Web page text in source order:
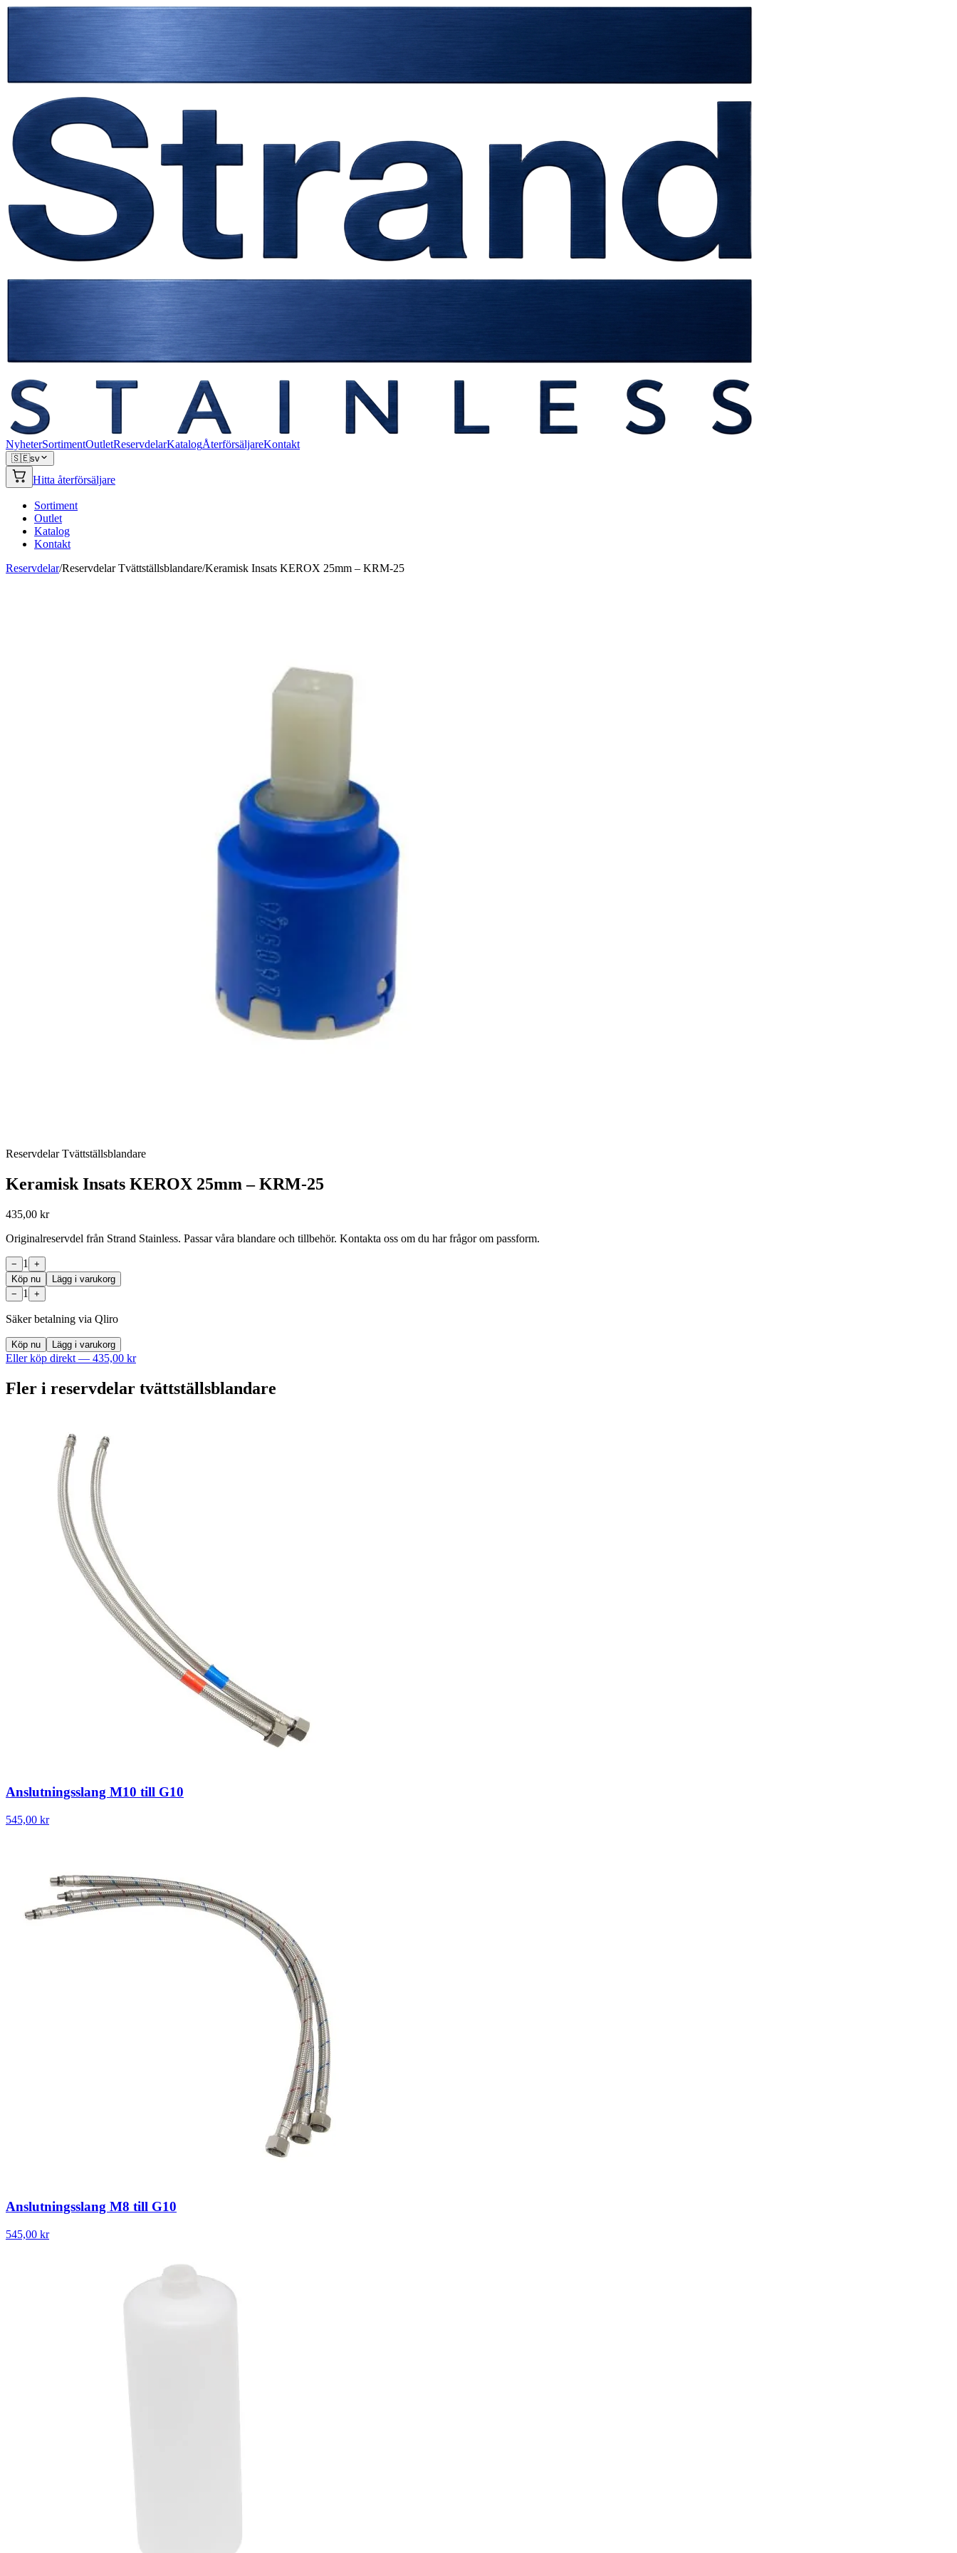
NyheterSortimentOutletReservdelarKatalogÅterförsäljareKontakt
🇸🇪sv
Hitta återförsäljare
Sortiment
Outlet
Katalog
Kontakt
Reservdelar/Reservdelar Tvättställsblandare/Keramisk Insats KEROX 25mm – KRM-25
Reservdelar Tvättställsblandare
Keramisk Insats KEROX 25mm – KRM-25
435,00 kr
Originalreservdel från Strand Stainless. Passar våra blandare och tillbehör. Kontakta oss om du har frågor om passform.
− 1
+
Köp nu
Lägg i varukorg
−
1 +
Säker betalning via Qliro
Köp nu Lägg i varukorg
Eller köp direkt — 435,00 kr
Fler i reservdelar tvättställsblandare
Anslutningsslang M10 till G10
545,00 kr
Anslutningsslang M8 till G10
545,00 kr